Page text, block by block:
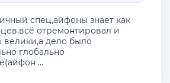
спец,айфоны знает как
отремонтировал и
велики,а дело было
глобально
...